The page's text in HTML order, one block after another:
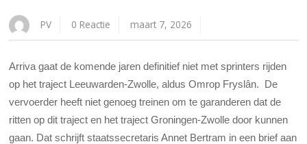
PV 0 Reactie maart 7, 2026
Arriva gaat de komende jaren definitief niet met sprinters rijden
op het traject Leeuwarden-Zwolle, aldus Omrop Fryslân. De
vervoerder heeft niet genoeg treinen om te garanderen dat de
ritten op dit traject en het traject Groningen-Zwolle door kunnen
gaan. Dat schrijft staatssecretaris Annet Bertram in een brief aan